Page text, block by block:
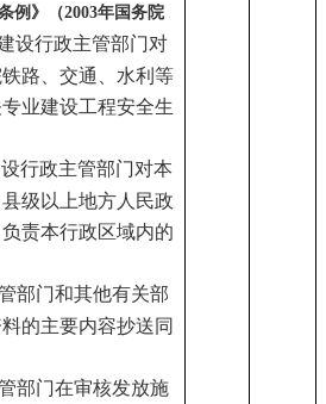
例》（2003年国务院
设行政主管部门对
路、交通、水利等
业建设工程安全生
行政主管部门对本
级以上地方人民政
责本行政区域内的
部门和其他有关部
的主要内容抄送同
部门在审核发放施